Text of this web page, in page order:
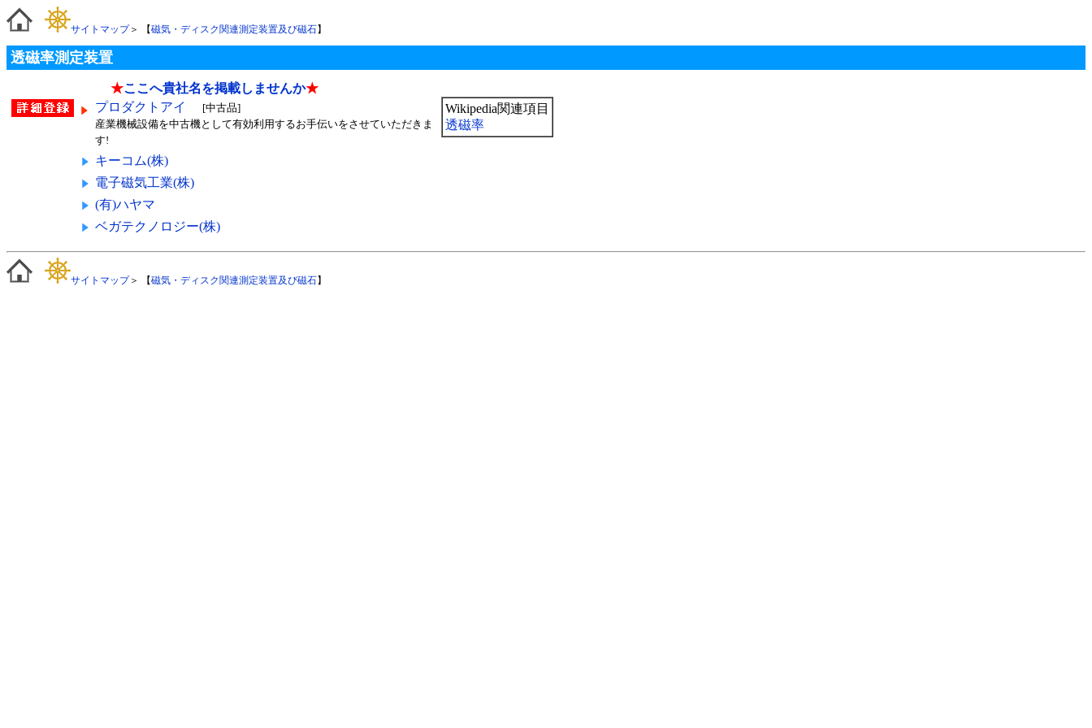
サイトマップ＞ 【磁気・ディスク関連測定装置及び磁石】
透磁率測定装置
★ここへ貴社名を掲載しませんか★
プロダクトアイ
[中古品]
産業機械設備を中古機として有効利用するお手伝いをさせていただきま
す!
キーコム(株)
電子磁気工業(株)
(有)ハヤマ
ベガテクノロジー(株)
Wikipedia関連項目
透磁率
サイトマップ＞ 【磁気・ディスク関連測定装置及び磁石】